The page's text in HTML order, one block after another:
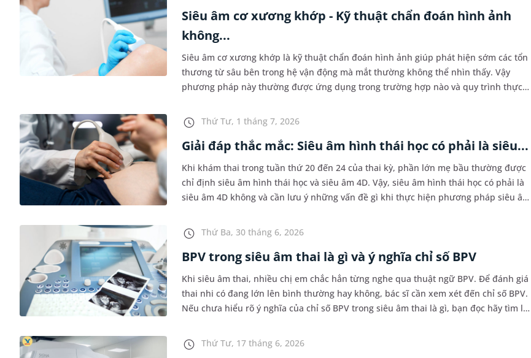
Siêu âm cơ xương khớp - Kỹ thuật chẩn đoán hình ảnh
không...
Siêu âm cơ xương khớp là kỹ thuật chẩn đoán hình ảnh giúp phát hiện sớm các tổn
thương từ sâu bên trong hệ vận động mà mắt thường không thể nhìn thấy. Vậy
phương pháp này thường được ứng dụng trong trường hợp nào và quy trình thực
Thứ Tư, 1 tháng 7, 2026
Giải đáp thắc mắc: Siêu âm hình thái học có phải là siêu...
Khi khám thai trong tuần thứ 20 đến 24 của thai kỳ, phần lớn mẹ bầu thường được
chỉ định siêu âm hình thái học và siêu âm 4D. Vậy, siêu âm hình thái học có phải là
siêu âm 4D không và cần lưu ý những vấn đề gì khi thực hiện phương pháp siêu âm
Thứ Ba, 30 tháng 6, 2026
BPV trong siêu âm thai là gì và ý nghĩa chỉ số BPV
Khi siêu âm thai, nhiều chị em chắc hẳn từng nghe qua thuật ngữ BPV. Để đánh giá
thai nhi có đang lớn lên bình thường hay không, bác sĩ cần xem xét đến chỉ số BPV.
Nếu chưa hiểu rõ ý nghĩa của chỉ số BPV trong siêu âm thai là gì, bạn đọc hãy tìm lời
Thứ Tư, 17 tháng 6, 2026